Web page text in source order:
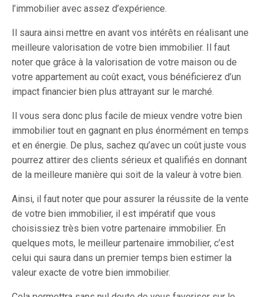
l’immobilier avec assez d’expérience.
Il saura ainsi mettre en avant vos intérêts en réalisant une
meilleure valorisation de votre bien immobilier. Il faut
noter que grâce à la valorisation de votre maison ou de
votre appartement au coût exact, vous bénéficierez d’un
impact financier bien plus attrayant sur le marché.
Il vous sera donc plus facile de mieux vendre votre bien
immobilier tout en gagnant en plus énormément en temps
et en énergie. De plus, sachez qu’avec un coût juste vous
pourrez attirer des clients sérieux et qualifiés en donnant
de la meilleure manière qui soit de la valeur à votre bien.
Ainsi, il faut noter que pour assurer la réussite de la vente
de votre bien immobilier, il est impératif que vous
choisissiez très bien votre partenaire immobilier. En
quelques mots, le meilleur partenaire immobilier, c’est
celui qui saura dans un premier temps bien estimer la
valeur exacte de votre bien immobilier.